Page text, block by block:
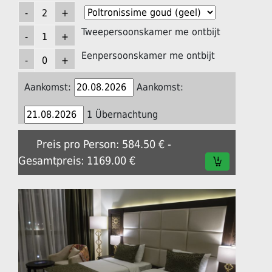
Tweepersoonskamer me ontbijt
Eenpersoonskamer me ontbijt
Aankomst: Aankomst:
1 Übernachtung
Preis pro Person: 584.50 € -
Gesamtpreis: 1169.00 €